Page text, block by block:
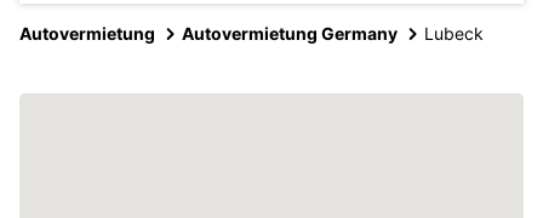
Autovermietung Autovermietung Germany Lubeck